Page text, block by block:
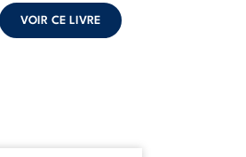
VOIR CE LIVRE